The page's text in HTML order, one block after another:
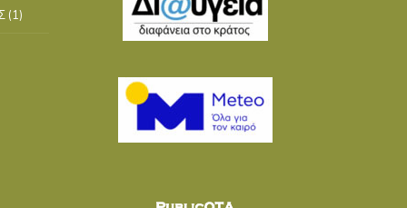
(1)